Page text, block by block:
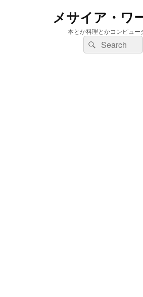
メサイア・ワ
本とか料理とかコンピュー
検
索:
検
索